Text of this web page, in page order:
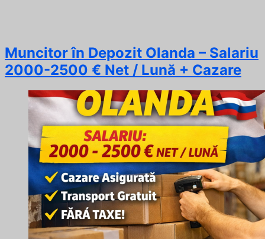
Muncitor în Depozit Olanda – Salariu
2000-2500 € Net / Lună + Cazare